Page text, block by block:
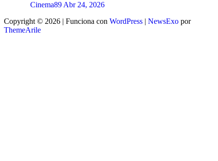
Cinema89 Abr 24, 2026
Copyright © 2026 | Funciona con WordPress | NewsExo por
ThemeArile